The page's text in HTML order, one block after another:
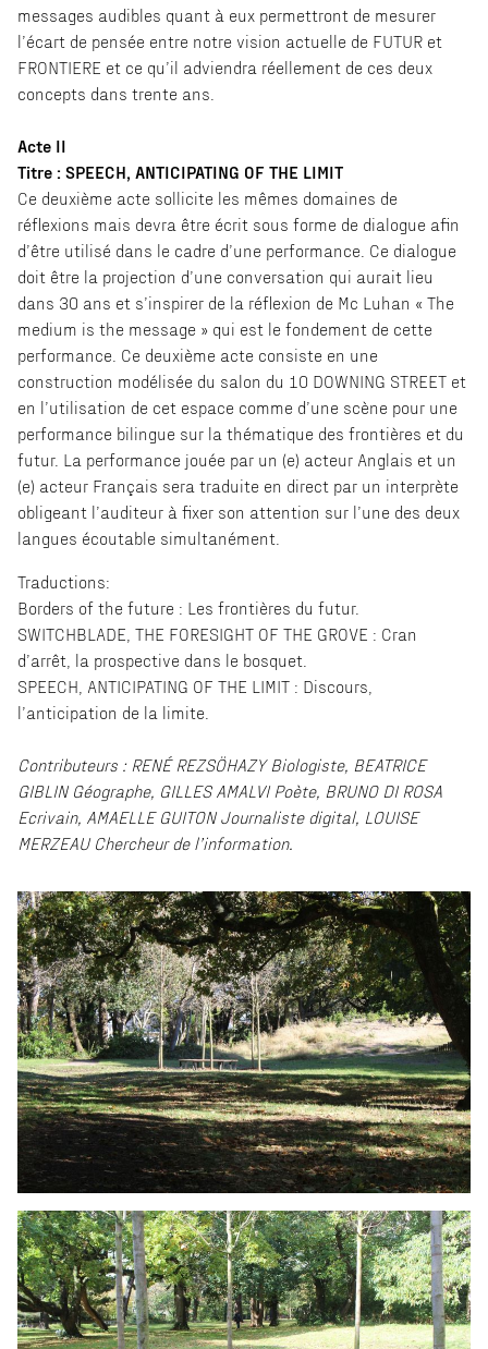
messages audibles quant à eux permettront de mesurer
l’écart de pensée entre notre vision actuelle de FUTUR et
FRONTIERE et ce qu’il adviendra réellement de ces deux
concepts dans trente ans.
Acte II
Titre : SPEECH, ANTICIPATING OF THE LIMIT
Ce deuxième acte sollicite les mêmes domaines de
réflexions mais devra être écrit sous forme de dialogue afin
d’être utilisé dans le cadre d’une performance. Ce dialogue
doit être la projection d’une conversation qui aurait lieu
dans 30 ans et s’inspirer de la réflexion de Mc Luhan « The
medium is the message » qui est le fondement de cette
performance. Ce deuxième acte consiste en une
construction modélisée du salon du 10 DOWNING STREET et
en l’utilisation de cet espace comme d’une scène pour une
performance bilingue sur la thématique des frontières et du
futur. La performance jouée par un (e) acteur Anglais et un
(e) acteur Français sera traduite en direct par un interprète
obligeant l’auditeur à fixer son attention sur l’une des deux
langues écoutable simultanément.
Traductions:
Borders of the future : Les frontières du futur.
SWITCHBLADE, THE FORESIGHT OF THE GROVE : Cran
d’arrêt, la prospective dans le bosquet.
SPEECH, ANTICIPATING OF THE LIMIT : Discours,
l’anticipation de la limite.
Contributeurs : RENÉ REZSÖHAZY Biologiste, BEATRICE
GIBLIN Géographe, GILLES AMALVI Poète, BRUNO DI ROSA
Ecrivain, AMAELLE GUITON Journaliste digital, LOUISE
MERZEAU Chercheur de l’information.